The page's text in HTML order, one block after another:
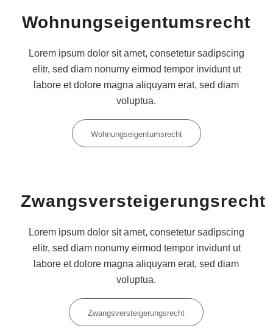
Wohnungseigentumsrecht
Lorem ipsum dolor sit amet, consetetur sadipscing
elitr, sed diam nonumy eirmod tempor invidunt ut
labore et dolore magna aliquyam erat, sed diam
voluptua.
Wohnungseigentumsrecht
Zwangsversteigerungsrecht
Lorem ipsum dolor sit amet, consetetur sadipscing
elitr, sed diam nonumy eirmod tempor invidunt ut
labore et dolore magna aliquyam erat, sed diam
voluptua.
Zwangsversteigerungsrecht